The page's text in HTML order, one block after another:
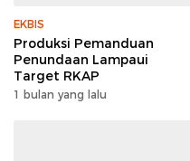
EKBIS
Produksi Pemanduan
Penundaan Lampaui
Target RKAP
1 bulan yang lalu